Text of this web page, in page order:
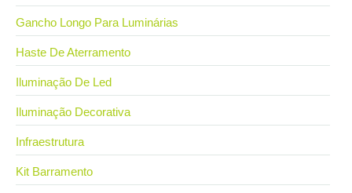
Gancho Longo Para Luminárias
Haste De Aterramento
Iluminação De Led
Iluminação Decorativa
Infraestrutura
Kit Barramento